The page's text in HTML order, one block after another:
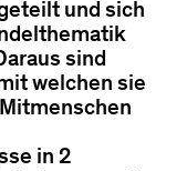
und sich
sind
welchen sie
in 2